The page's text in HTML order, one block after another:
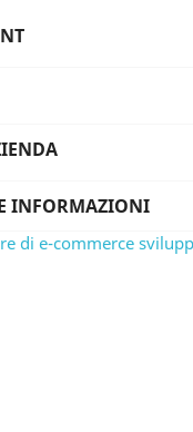
INFORMAZIONI
di e-commerce